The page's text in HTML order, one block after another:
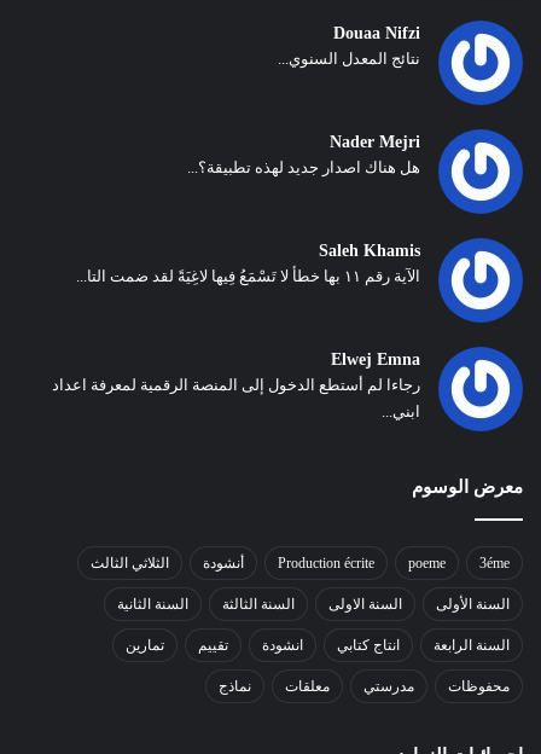
Douaa Nifzi
نتائج المعدل السنوي...
Nader Mejri
هل هناك اصدار جديد لهذه تطبيقة؟...
Saleh Khamis
الآية رقم ١١ بها خطأ لا تَسْمَعُ فِيها لاغِيَةً لقد ضمت التا...
Elwej Emna
رجاءا لم أستطع الدخول إلى المنصة الرقمية لمعرفة اعداد
ابني...
معرض الوسوم
3éme
poeme
Production écrite أنشودة الثلاثي الثالث
السنة الأولى السنة الاولى السنة الثالثة السنة الثانية
السنة الرابعة انتاج كتابي انشودة تقييم تمارين
محفوظات مدرستي معلقات نماذج